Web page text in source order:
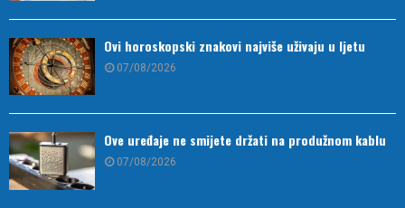
Ovi horoskopski znakovi najviše uživaju u ljetu
07/08/2026
Ove uređaje ne smijete držati na produžnom kablu
07/08/2026